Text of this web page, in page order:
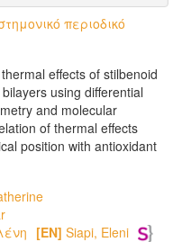
περιοδικό
effects of stilbenoid
using differential
and molecular
of thermal effects
position with antioxidant
[EN] Siapi, Eleni